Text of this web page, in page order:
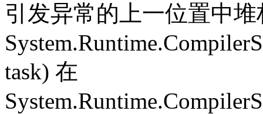
引发异常的上一位置中
task) 在